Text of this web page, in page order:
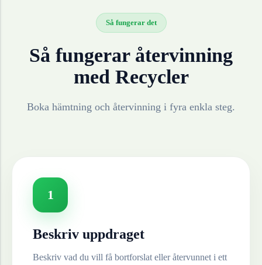
Så fungerar det
Så fungerar återvinning
med Recycler
Boka hämtning och återvinning i fyra enkla steg.
1
Beskriv uppdraget
Beskriv vad du vill få bortforslat eller återvunnet i ett